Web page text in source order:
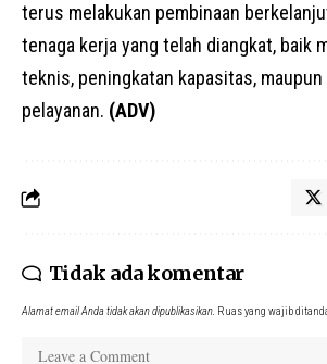
terus melakukan pembinaan
tenaga kerja yang telah diangkat, baik
teknis, peningkatan kapasitas,
pelayanan. (ADV)
Tidak ada komentar
Alamat email Anda tidak akan dipublikasikan. Ruas yang wajib